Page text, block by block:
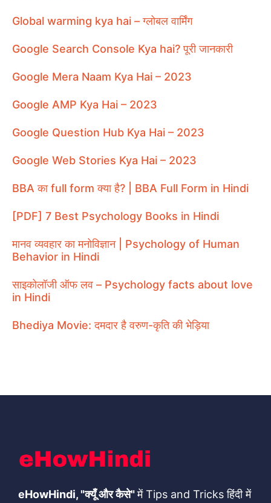
Global warming kya hai – ग्लोबल वार्मिंग
Google Search Console Kya hai? पूरी जानकारी
Google Mera Naam Kya Hai – 2023
Google AMP Kya Hai – 2023
Google Question Hub Kya Hai – 2023
Google Web Stories Kya Hai – 2023
BBA का full form क्या है? | BBA Full Form in Hindi
[PDF] 7 Best Psychology Books in Hindi
मानव व्यवहार का मनोविज्ञान | Psychology of Human
Behavior in Hindi
साइकोलॉजी ऑफ लव – Psychology facts about love
in Hindi
Bhediya Movie: दमदार है वरुण-कृति की भेड़िया
eHowHindi, "क्यूँ और कैसे"में Tips and Tricks हिंदी में